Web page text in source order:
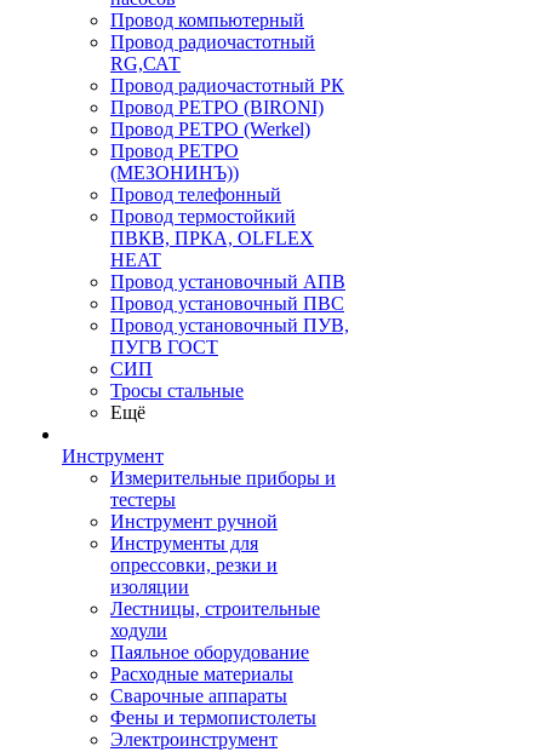
Провод компьютерный
Провод радиочастотный
RG,САТ
Провод радиочастотный РК
Провод РЕТРО (BIRONI)
Провод РЕТРО (Werkel)
Провод РЕТРО
(МЕЗОНИНЪ))
Провод телефонный
Провод термостойкий
ПВКВ, ПРКА, OLFLEX
HEAT
Провод установочный АПВ
Провод установочный ПВС
Провод установочный ПУВ,
ПУГВ ГОСТ
СИП
Тросы стальные
Ещё
Инструмент
Измерительные приборы и
тестеры
Инструмент ручной
Инструменты для
опрессовки, резки и
изоляции
Лестницы, строительные
ходули
Паяльное оборудование
Расходные материалы
Сварочные аппараты
Фены и термопистолеты
Электроинструмент